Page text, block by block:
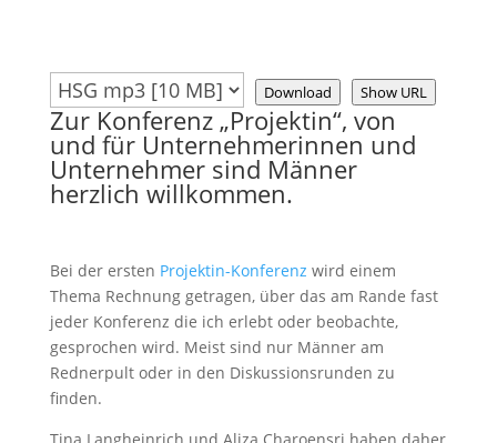
Download Show URL
Zur Konferenz „Projektin“, von
und für Unternehmerinnen und
Unternehmer sind Männer
herzlich willkommen.
Bei der ersten Projektin-Konferenz wird einem
Thema Rechnung getragen, über das am Rande fast
jeder Konferenz die ich erlebt oder beobachte,
gesprochen wird. Meist sind nur Männer am
Rednerpult oder in den Diskussionsrunden zu
finden.